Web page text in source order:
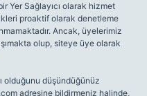
Yer Sağlayıcı olarak hizmet
proaktif olarak denetleme
Ancak, üyelerimiz
olup, siteye üye olarak
olduğunu düşündüğünüz
adresine bildirmeniz halinde,